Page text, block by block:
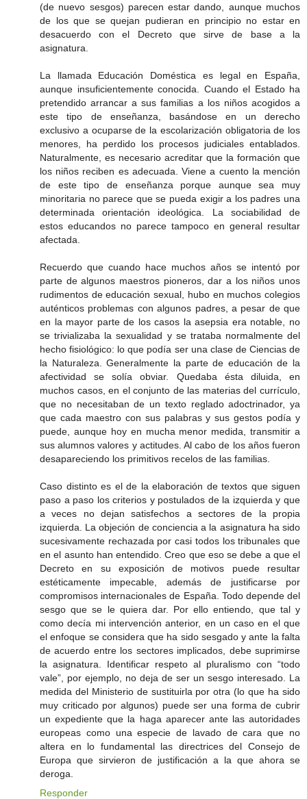
(de nuevo sesgos) parecen estar dando, aunque muchos
de los que se quejan pudieran en principio no estar en
desacuerdo con el Decreto que sirve de base a la
asignatura.
La llamada Educación Doméstica es legal en España,
aunque insuficientemente conocida. Cuando el Estado ha
pretendido arrancar a sus familias a los niños acogidos a
este tipo de enseñanza, basándose en un derecho
exclusivo a ocuparse de la escolarización obligatoria de los
menores, ha perdido los procesos judiciales entablados.
Naturalmente, es necesario acreditar que la formación que
los niños reciben es adecuada. Viene a cuento la mención
de este tipo de enseñanza porque aunque sea muy
minoritaria no parece que se pueda exigir a los padres una
determinada orientación ideológica. La sociabilidad de
estos educandos no parece tampoco en general resultar
afectada.
Recuerdo que cuando hace muchos años se intentó por
parte de algunos maestros pioneros, dar a los niños unos
rudimentos de educación sexual, hubo en muchos colegios
auténticos problemas con algunos padres, a pesar de que
en la mayor parte de los casos la asepsia era notable, no
se trivializaba la sexualidad y se trataba normalmente del
hecho fisiológico: lo que podía ser una clase de Ciencias de
la Naturaleza. Generalmente la parte de educación de la
afectividad se solía obviar. Quedaba ésta diluida, en
muchos casos, en el conjunto de las materias del currículo,
que no necesitaban de un texto reglado adoctrinador, ya
que cada maestro con sus palabras y sus gestos podía y
puede, aunque hoy en mucha menor medida, transmitir a
sus alumnos valores y actitudes. Al cabo de los años fueron
desapareciendo los primitivos recelos de las familias.
Caso distinto es el de la elaboración de textos que siguen
paso a paso los criterios y postulados de la izquierda y que
a veces no dejan satisfechos a sectores de la propia
izquierda. La objeción de conciencia a la asignatura ha sido
sucesivamente rechazada por casi todos los tribunales que
en el asunto han entendido. Creo que eso se debe a que el
Decreto en su exposición de motivos puede resultar
estéticamente impecable, además de justificarse por
compromisos internacionales de España. Todo depende del
sesgo que se le quiera dar. Por ello entiendo, que tal y
como decía mi intervención anterior, en un caso en el que
el enfoque se considera que ha sido sesgado y ante la falta
de acuerdo entre los sectores implicados, debe suprimirse
la asignatura. Identificar respeto al pluralismo con “todo
vale”, por ejemplo, no deja de ser un sesgo interesado. La
medida del Ministerio de sustituirla por otra (lo que ha sido
muy criticado por algunos) puede ser una forma de cubrir
un expediente que la haga aparecer ante las autoridades
europeas como una especie de lavado de cara que no
altera en lo fundamental las directrices del Consejo de
Europa que sirvieron de justificación a la que ahora se
deroga.
Responder